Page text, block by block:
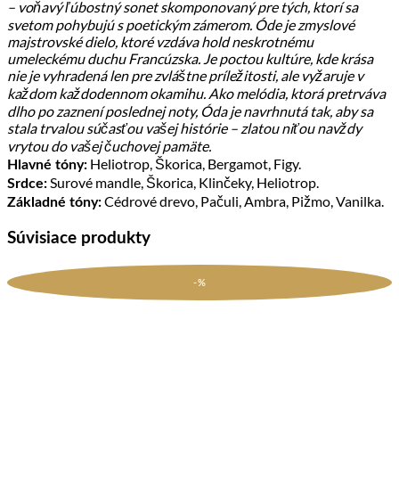
– voňavý ľúbostný sonet skomponovaný pre tých, ktorí sa
svetom pohybujú s poetickým zámerom. Óde je zmyslové
majstrovské dielo, ktoré vzdáva hold neskrotnému
umeleckému duchu Francúzska. Je poctou kultúre, kde krása
nie je vyhradená len pre zvláštne príležitosti, ale vyžaruje v
každom každodennom okamihu. Ako melódia, ktorá pretrváva
dlho po zaznení poslednej noty, Óda je navrhnutá tak, aby sa
stala trvalou súčasťou vašej histórie – zlatou niťou navždy
vrytou do vašej čuchovej pamäte.
Hlavné tóny: Heliotrop, Škorica, Bergamot, Figy.
Srdce:Surové mandle, Škorica, Klinčeky, Heliotrop.
Základné tóny:Cédrové drevo, Pačuli, Ambra, Pižmo, Vanilka.
Súvisiace produkty
-%